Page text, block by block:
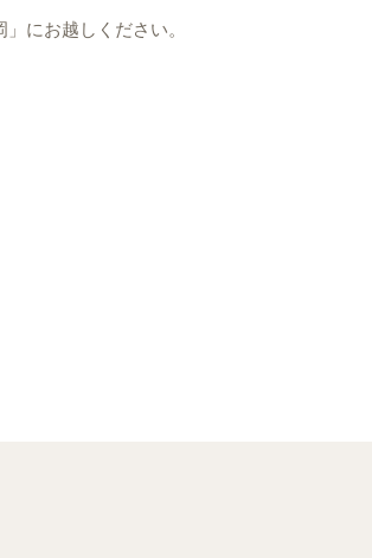
にお越しください。